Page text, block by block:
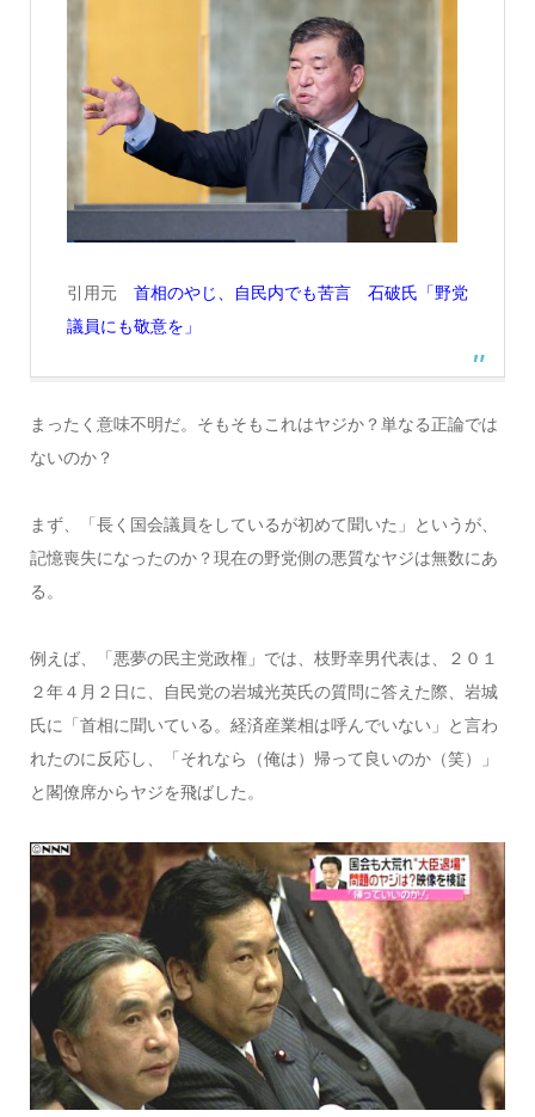
引用元 首相のやじ、自民内でも苦言 石破氏「野党
議員にも敬意を」
まったく意味不明だ。そもそもこれはヤジか？単なる正論では
ないのか？
まず、「長く国会議員をしているが初めて聞いた」というが、
記憶喪失になったのか？現在の野党側の悪質なヤジは無数にあ
る。
例えば、「悪夢の民主党政権」では、枝野幸男代表は、２０１
２年４月２日に、自民党の岩城光英氏の質問に答えた際、岩城
氏に「首相に聞いている。経済産業相は呼んでいない」と言わ
れたのに反応し、「それなら（俺は）帰って良いのか（笑）」
と閣僚席からヤジを飛ばした。